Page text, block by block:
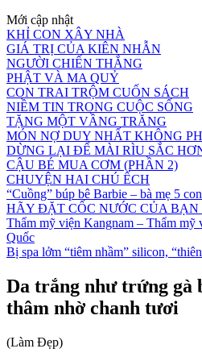
Mới cập nhật
KHỈ CON XÂY NHÀ
GIÁ TRỊ CỦA KIÊN NHẪN
NGƯỜI CHIẾN THẮNG
PHẬT VÀ MA QUỶ
CON TRAI TRỘM CUỐN SÁCH
NIỀM TIN TRONG CUỘC SỐNG
TẶNG MỘT VẦNG TRĂNG
MÓN NỢ DUY NHẤT KHÔNG
DỪNG LẠI ĐỂ MÀI RÌU SẮC
CẬU BÉ MUA CƠM (PHẦN 2)
CHUYỆN HAI CHÚ ẾCH
“Cuồng” búp bê Barbie – bà mẹ 5
HÃY ĐẶT CỐC NƯỚC CỦA BẠN
Thẩm mỹ viện Kangnam – Thẩm mỹ
Quốc
Bị spa lởm “tiêm nhầm” silicon,
Da trắng như trứng gà
thâm nhờ chanh tươi
(Làm Đẹp)